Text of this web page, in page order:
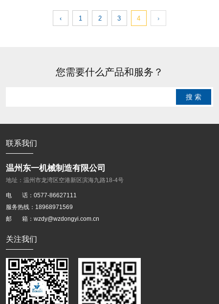
载。
‹
1 2 3 4 ›
您需要什么产品和服务？
搜 索
联系我们
温州东一机械制造有限公司
地址：温州市龙湾区空港新区滨海九路18-4号
电 话：0577-86627111
服务热线：18968971569
邮 箱：wzdy@wzdongyi.com.cn
关注我们